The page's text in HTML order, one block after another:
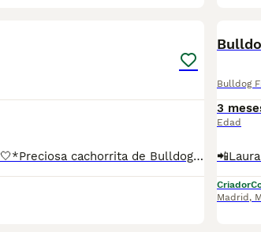
📲Laura 677983742 - 613283995 🤍*Preciosa cachorrita de Bulldog francés de color blue *🤍 ¿Buscas un nuevo compañero para tu hogar? ❤️ Tenemos preciosos cachorros listos para encontrar una familia responsable. ✅ Vacunados ✅ Desparasitados ✅ Cartilla sanitaria ✅ Garantías incluidas ✅ Máxima atención y cuidado Se hacen envíos a toda España: Andalucía: Almería, Cádiz, Córdoba, Granada, Huelva, Jaén, Málaga, Sevilla.Aragón: Huesca, Teruel, Zaragoza.Asturias: Oviedo.Baleares: Palma.Canarias: Las Palmas de Gran Canaria, Santa Cruz de Tenerife.Cantabria: Santander.Castilla-La Mancha: Albacete, Ciudad Real, Cuenca, Guadalajara, Toledo.Castilla y León: Ávila, Burgos, León, Palencia, Salamanca, Segovia, Soria, Valladolid, Zamora.Cataluña: Barcelona, Gerona (Girona), Lérida (Lleida), Tarragona.Comunidad Valenciana: Alicante, Castellón de la Plana, Valencia.Extremadura: Badajoz, Cáceres.Galicia: La Coruña (A Coruña), Lugo, Orense (Ourense), Pontevedra.La Rioja: Logroño.Madrid: Madrid.Murcia: Murcia.Navarra: Pamplona.País Vasco: Bilbao (Vizcaya), San Sebastián (Guipúzcoa), Vitoria (Álava). 🐾 Cachorros sanos, sociables y criados con mucho cariño. 📲 ¡Pregunta sin compromiso por disponibilidad, fotos y precios por mensaje privado!
Bulldog
3
Edad
Criador
Madrid ,